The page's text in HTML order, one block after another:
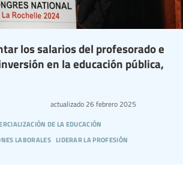
los salarios del profesorado e
en la educación pública,
de la educación
laborales liderar la profesión
actualizado26 febrero 2025